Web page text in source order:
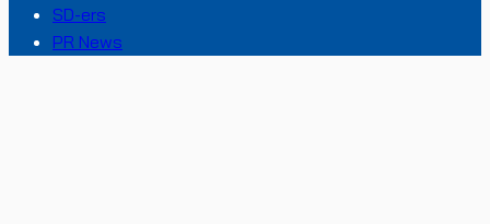
SD-ers
PR News